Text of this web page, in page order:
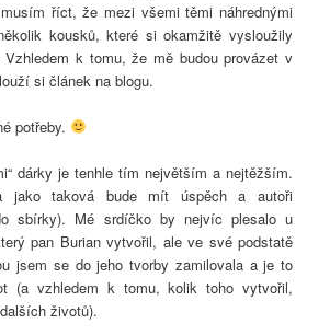
říct, že mezi všemi těmi náhrednými
kousků, které si okamžitě vysloužily
k tomu, že mě budou provázet v
si článek na blogu.
potřeby.
dárky je tenhle tím největším a nejtěžším.
jako taková bude mít úspěch a autoři
sbírky). Mé srdíčko by nejvíc plesalo u
pan Burian vytvořil, ale ve své podstatě
jsem se do jeho tvorby zamilovala a je to
(a vzhledem k tomu, kolik toho vytvořil,
životů).